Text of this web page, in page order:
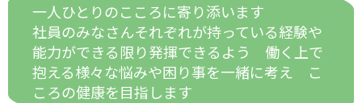
一人ひとりのこころに寄り添います
社員のみなさんそれぞれが持っている経験や
能力ができる限り発揮できるよう 働く上で
抱える様々な悩みや困り事を一緒に考え こ
ころの健康を目指します